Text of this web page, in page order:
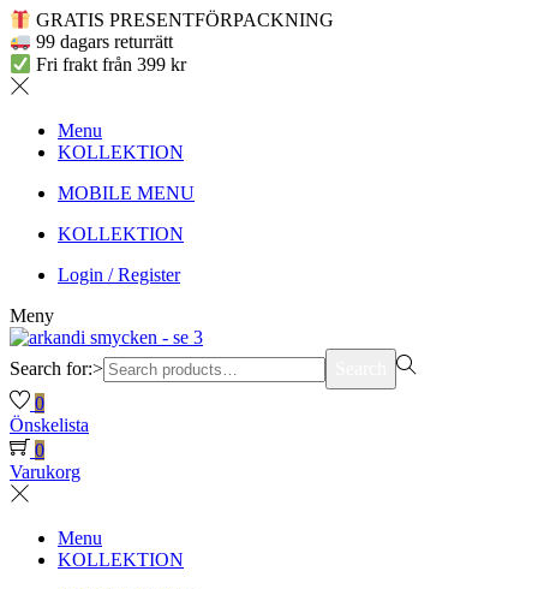
GRATIS PRESENTFÖRPACKNING
99 dagars returrätt
Fri frakt från 399 kr
Menu
KOLLEKTION
MOBILE MENU
KOLLEKTION
Login / Register
Meny
Search for:>
0
Önskelista
0
Varukorg
Menu
KOLLEKTION